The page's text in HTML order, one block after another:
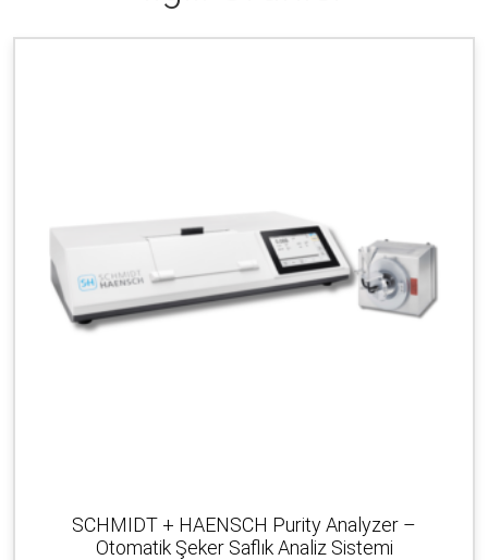
SCHMIDT + HAENSCH Purity Analyzer –
Otomatik Şeker Saflık Analiz Sistemi